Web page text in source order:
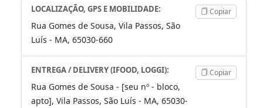
LOCALIZAÇÃO, GPS E MOBILIDADE:
Rua Gomes de Sousa, Vila Passos, São
Luís - MA, 65030-660
Copiar
ENTREGA / DELIVERY (IFOOD, LOGGI):
Rua Gomes de Sousa - [seu nº - bloco,
apto], Vila Passos, São Luís - MA, 65030-
Copiar